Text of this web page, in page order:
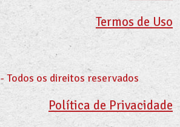
Termos de Uso
Todos os direitos reservados
Política de Privacidade